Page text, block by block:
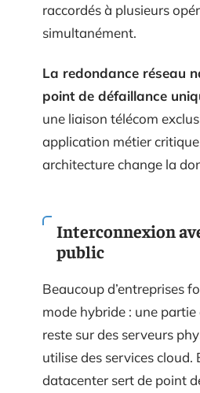
raccordés à plusieurs
simultanément.
La redondance réseau
point de défaillance
une liaison télécom
application métier
architecture change la
Interconnexion
public
Beaucoup d’entreprises
mode hybride : une
reste sur des serveurs
utilise des services cloud.
datacenter sert de point